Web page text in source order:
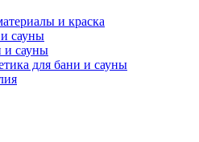
и краска
сауны
и сауны
для бани и сауны